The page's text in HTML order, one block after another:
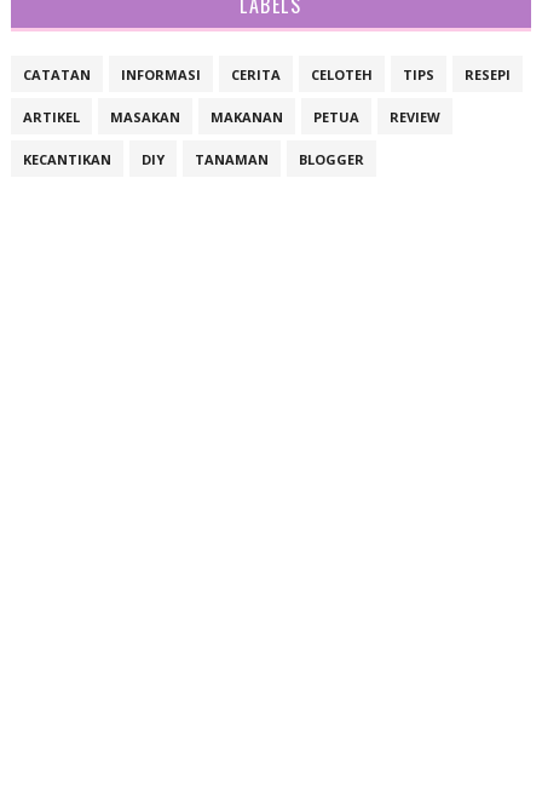
CATATAN INFORMASI CERITA CELOTEH TIPS RESEPI
ARTIKEL MASAKAN MAKANAN PETUA REVIEW
KECANTIKAN DIY TANAMAN BLOGGER